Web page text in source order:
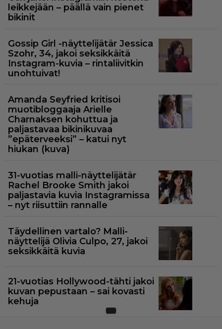
leikkejään – päällä vain pienet
bikinit
Gossip Girl -näyttelijätär Jessica
Szohr, 34, jakoi seksikkäitä
Instagram-kuvia – rintaliivitkin
unohtuivat!
Amanda Seyfried kritisoi
muotibloggaaja Arielle
Charnaksen kohuttua ja
paljastavaa bikinikuvaa
”epäterveeksi” – katui nyt
hiukan (kuva)
31-vuotias malli-näyttelijätär
Rachel Brooke Smith jakoi
paljastavia kuvia Instagramissa
– nyt riisuttiin rannalle
Täydellinen vartalo? Malli-
näyttelijä Olivia Culpo, 27, jakoi
seksikkäitä kuvia
21-vuotias Hollywood-tähti jakoi
kuvan pepustaan – sai kovasti
kehuja